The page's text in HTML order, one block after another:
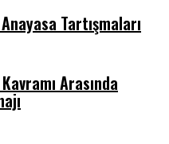
Tartışmaları
Arasında